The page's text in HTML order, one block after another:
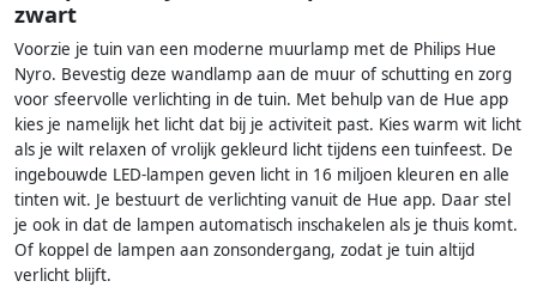
zwart
Voorzie je tuin van een moderne muurlamp met de Philips Hue
Nyro. Bevestig deze wandlamp aan de muur of schutting en zorg
voor sfeervolle verlichting in de tuin. Met behulp van de Hue app
kies je namelijk het licht dat bij je activiteit past. Kies warm wit licht
als je wilt relaxen of vrolijk gekleurd licht tijdens een tuinfeest. De
ingebouwde LED-lampen geven licht in 16 miljoen kleuren en alle
tinten wit. Je bestuurt de verlichting vanuit de Hue app. Daar stel
je ook in dat de lampen automatisch inschakelen als je thuis komt.
Of koppel de lampen aan zonsondergang, zodat je tuin altijd
verlicht blijft.